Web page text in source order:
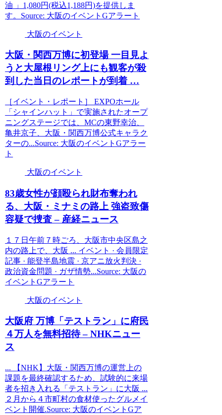
油 」1,080円(税込1,188円)を提供しま
す。Source: 大阪のイベントGアラート
大阪のイベント
大阪 ・関西万博に初登場 一目見よ
うと大屋根リング上にも観客が殺
到した当日のレポートが到着 …
［イベント・レポート］ EXPOホール
「シャインハット」で実施されたオープ
ニングステージでは、MCの東野幸治、
亀井京子、大阪・関西万博公式キャラク
ターの...Source: 大阪のイベントGアラー
ト
大阪のイベント
83歳女性が顔殴られ財布奪われ
る、 大阪 ・ミナミの路上 強盗致傷
容疑で捜査 – 産経ニュース
１７日午前７時ごろ、大阪市中央区島之
内の路上で、大阪 ... イベント · 会員限定
記事 · 能登半島地震 · 京アニ放火判決 ·
政治資金問題 · ガザ情勢...Source: 大阪の
イベントGアラート
大阪のイベント
大阪府 万博「テストラン」に府民
４万人を無料招待 – NHKニュー
ス
... 【NHK】大阪・関西万博の運営上の
課題を最終確認するため、試験的に来場
者を招き入れる「テストラン」に大阪 ...
２月から４市町村の食材使ったグルメイ
ベント開催.Source: 大阪のイベントGア